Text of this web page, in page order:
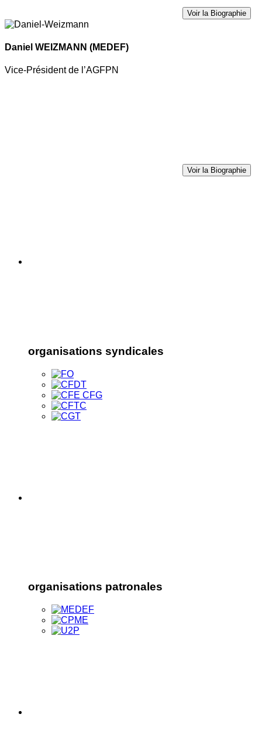
Voir la Biographie
Daniel WEIZMANN (MEDEF)
Vice-Président de l’AGFPN
Voir la Biographie
organisations syndicales
organisations patronales